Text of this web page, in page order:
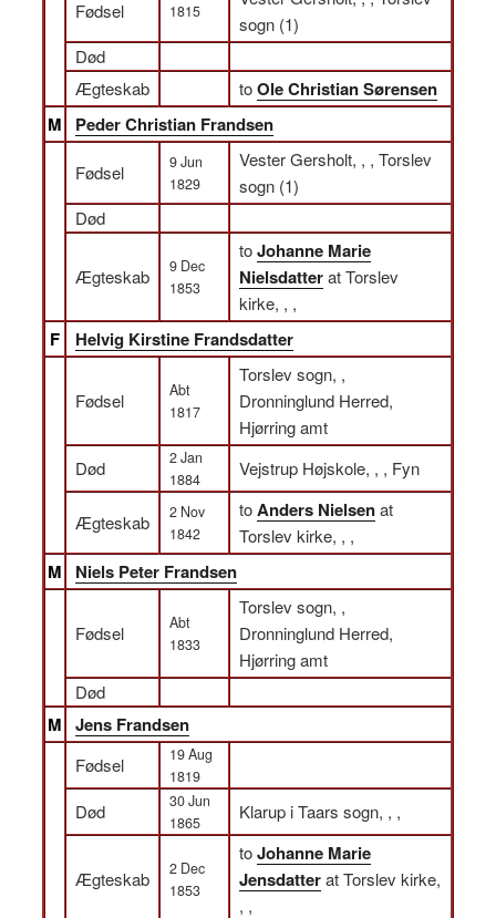
Fødsel 1815
sogn (1)
Død
Ægteskab
toOle Christian Sørensen
M
Peder Christian Frandsen
Fødsel
9 Jun
1829
Vester Gersholt, , , Torslev
sogn (1)
Død
Ægteskab
9 Dec
1853
toJohanne Marie
Nielsdatterat Torslev
kirke, , ,
F Helvig Kirstine Frandsdatter
Fødsel
Abt
1817
Torslev sogn, ,
Dronninglund Herred,
Hjørring amt
Død
2 Jan
1884
Vejstrup Højskole, , , Fyn
Ægteskab
2 Nov
1842
toAnders Nielsenat
Torslev kirke, , ,
M Niels Peter Frandsen
Fødsel
Abt
1833
Torslev sogn, ,
Dronninglund Herred,
Hjørring amt
Død
M Jens Frandsen
Fødsel
19 Aug
1819
Død
30 Jun
1865
Klarup i Taars sogn, , ,
Ægteskab
2 Dec
1853
toJohanne Marie
Jensdatterat Torslev kirke,
, ,